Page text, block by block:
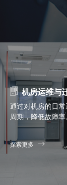
机房运维与
通过对机房的日
周期，降低故障率
探索更多